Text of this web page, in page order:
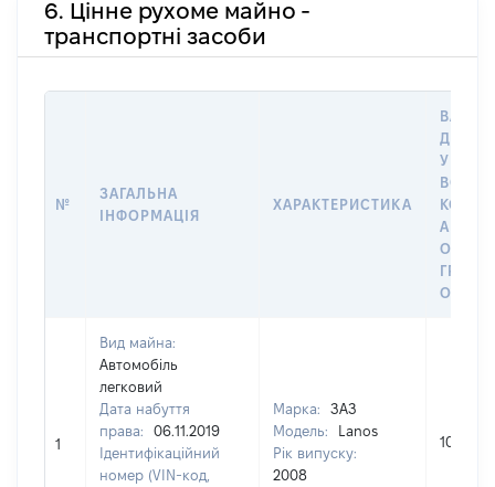
6. Цінне рухоме майно -
транспортні засоби
№
ЗАГАЛЬНА
ІНФОРМАЦІЯ
ХАРАКТЕРИСТИКА
ДАТУ
У
АБО
1
Вид майна:
Автомобіль
легковий
Дата набуття
права:
06.11.2019
Ідентифікаційний
номер (VIN-код,
Марка:
ЗАЗ
Модель:
Lanos
Рік випуску:
2008
1000